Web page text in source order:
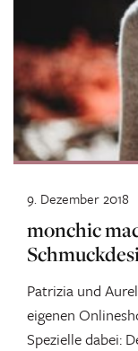
monchic
Patrizia und
eigenen
Spezielle dabei:
9. Dezember 2018